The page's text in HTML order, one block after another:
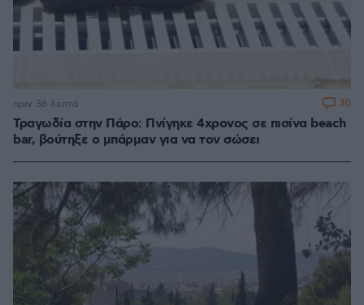
Τραγωδία στην Πάρο: Πνίγηκε 4χρονος σε πισίνα beach
bar, βούτηξε ο μπάρμαν για να τον σώσει
πριν 36 λεπτά 30